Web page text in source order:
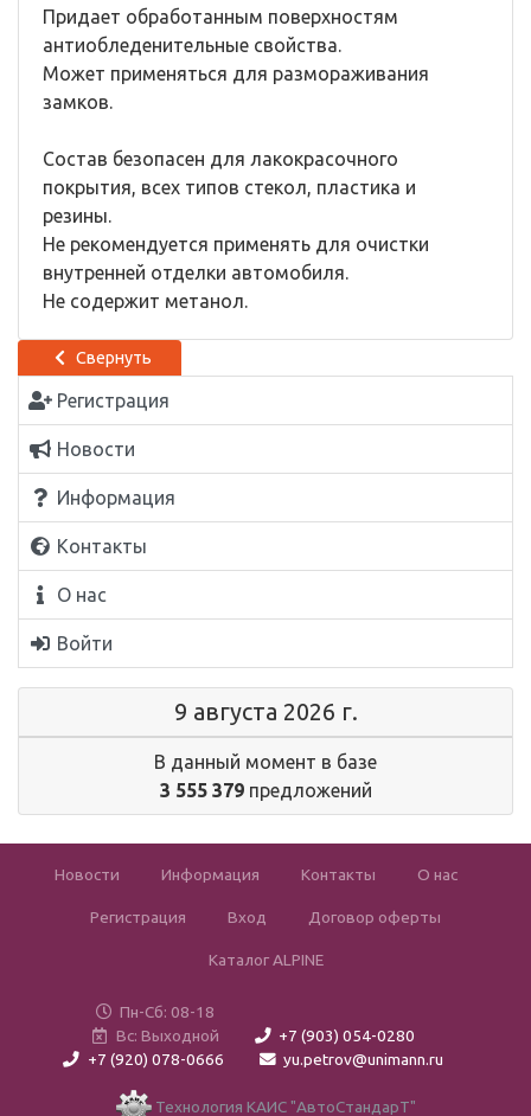
Свернуть
Регистрация
Новости
Информация
Контакты
О нас
Войти
9 августа 2026 г.
В данный момент в базе
3 555 379предложений
Придает обработанным поверхностям
антиобледенительные свойства.
Может применяться для размораживания
замков.
Состав безопасен для лакокрасочного
покрытия, всех типов стекол, пластика и
резины.
Не рекомендуется применять для очистки
внутренней отделки автомобиля.
Не содержит метанол.
Новости Информация Контакты О нас
Регистрация Вход Договор оферты
Каталог ALPINE
Пн-Сб: 08-18
Вс: Выходной
+7 (903) 054-0280
+7 (920) 078-0666
yu.petrov@unimann.ru
Технология КАИС "АвтоСтандарТ"